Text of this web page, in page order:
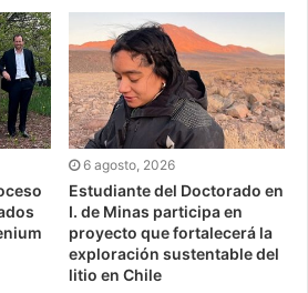
6 agosto, 2026
Estudiante del Doctorado en
I. de Minas participa en
proyecto que fortalecerá la
exploración sustentable del
litio en Chile